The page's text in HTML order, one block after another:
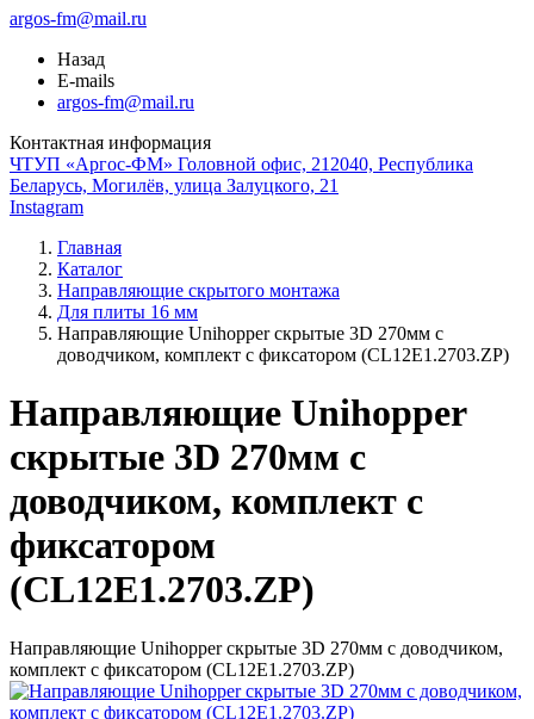
argos-fm@mail.ru
Назад
E-mails
argos-fm@mail.ru
Контактная информация
ЧТУП «Аргос-ФМ» Головной офис, 212040, Республика
Беларусь, Могилёв, улица Залуцкого, 21
Instagram
Главная
Каталог
Направляющие скрытого монтажа
Для плиты 16 мм
Направляющие Unihopper скрытые 3D 270мм с
доводчиком, комплект с фиксатором (CL12E1.2703.ZP)
Направляющие Unihopper
скрытые 3D 270мм с
доводчиком, комплект с
фиксатором
(CL12E1.2703.ZP)
Направляющие Unihopper скрытые 3D 270мм с доводчиком,
комплект с фиксатором (CL12E1.2703.ZP)